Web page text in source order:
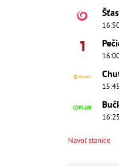
15:45
16:25
Navoľ stanice